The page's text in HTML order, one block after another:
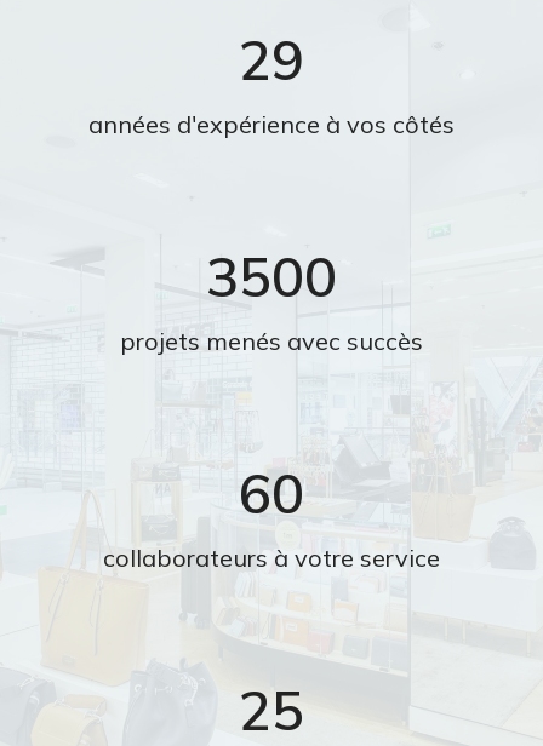
29
années d'expérience à vos côtés
3500
projets menés avec succès
60
collaborateurs à votre service
25